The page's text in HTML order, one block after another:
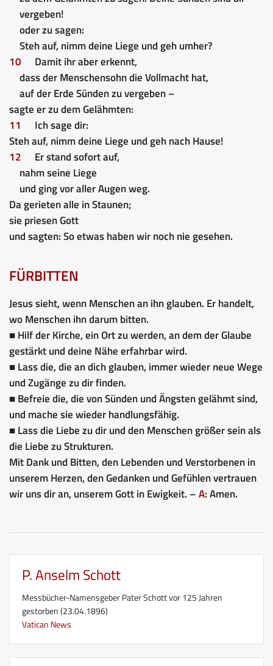
vergeben!
oder zu sagen:
Steh auf, nimm deine Liege und geh umher?
10
Damit ihr aber erkennt,
dass der Menschensohn die Vollmacht hat,
auf der Erde Sünden zu vergeben –
sagte er zu dem Gelähmten:
11
Ich sage dir:
Steh auf, nimm deine Liege und geh nach Hause!
12
Er stand sofort auf,
nahm seine Liege
und ging vor aller Augen weg.
Da gerieten alle in Staunen;
sie priesen Gott
und sagten: So etwas haben wir noch nie gesehen.
FÜRBITTEN
Jesus sieht, wenn Menschen an ihn glauben. Er handelt,
wo Menschen ihn darum bitten.
■ Hilf der Kirche, ein Ort zu werden, an dem der Glaube
gestärkt und deine Nähe erfahrbar wird.
■ Lass die, die an dich glauben, immer wieder neue Wege
und Zugänge zu dir finden.
■ Befreie die, die von Sünden und Ängsten gelähmt sind,
und mache sie wieder handlungsfähig.
■ Lass die Liebe zu dir und den Menschen größer sein als
die Liebe zu Strukturen.
Mit Dank und Bitten, den Lebenden und Verstorbenen in
unserem Herzen, den Gedanken und Gefühlen vertrauen
wir uns dir an, unserem Gott in Ewigkeit. –A:Amen.
P. Anselm Schott
Messbücher-Namensgeber Pater Schott vor 125 Jahren
gestorben (23.04.1896)
Vatican News